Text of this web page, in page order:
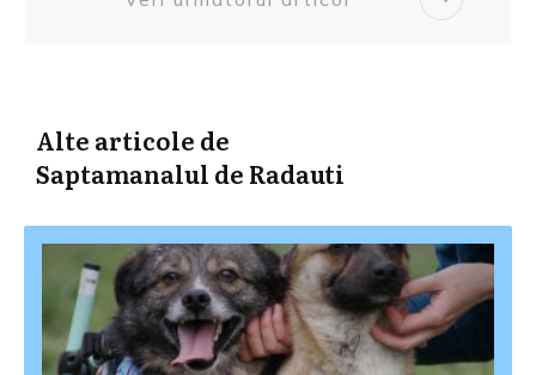
Alte articole de
Saptamanalul de Radauti